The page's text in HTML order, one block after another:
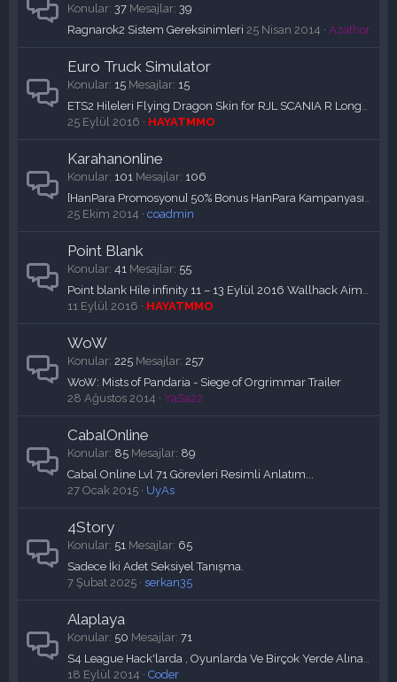
Konular 37 Mesajlar 39
Ragnarok2 Sistem Gereksinimleri 25 Nisan 2014 Azathor
Euro Truck Simulator
Konular 15 Mesajlar 15
25 Eylül 2016
HAYATMMO
Karahanonline
Konular 101 Mesajlar 106
25 Ekim 2014
coadmin
Point Blank
Konular 41 Mesajlar 55
11 Eylül 2016
HAYATMMO
WoW
Konular 225 Mesajlar 257
WoW: Mists of Pandaria - Siege of Orgrimmar Trailer
28 Ağustos 2014
YaSa22
CabalOnline
Konular 85 Mesajlar 89
Cabal Online Lvl 71 Görevleri Resimli Anlatım...
27 Ocak 2015
UyAs
4Story
Konular 51 Mesajlar 65
Sadece İki Adet Seksiyel Tanışma.
7 Şubat 2025 serkan35
Alaplaya
Konular 50 Mesajlar 71
18 Eylül 2014
Coder